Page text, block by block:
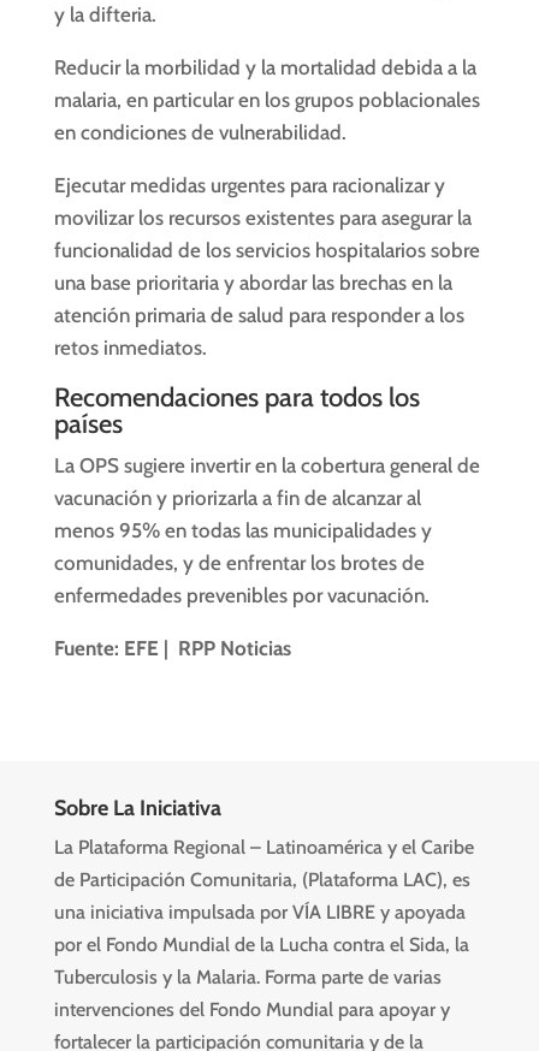
y la difteria.
Reducir la morbilidad y la mortalidad debida a la
malaria, en particular en los grupos poblacionales
en condiciones de vulnerabilidad.
Ejecutar medidas urgentes para racionalizar y
movilizar los recursos existentes para asegurar la
funcionalidad de los servicios hospitalarios sobre
una base prioritaria y abordar las brechas en la
atención primaria de salud para responder a los
retos inmediatos.
Recomendaciones para todos los
países
La OPS sugiere invertir en la cobertura general de
vacunación y priorizarla a fin de alcanzar al
menos 95% en todas las municipalidades y
comunidades, y de enfrentar los brotes de
enfermedades prevenibles por vacunación.
Fuente: EFE | RPP Noticias
Sobre La Iniciativa
La Plataforma Regional – Latinoamérica y el Caribe
de Participación Comunitaria, (Plataforma LAC), es
una iniciativa impulsada por VÍA LIBRE y apoyada
por el Fondo Mundial de la Lucha contra el Sida, la
Tuberculosis y la Malaria. Forma parte de varias
intervenciones del Fondo Mundial para apoyar y
fortalecer la participación comunitaria y de la